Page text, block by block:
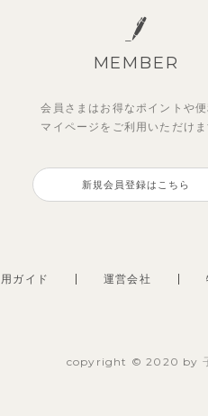
MEMBER
会員さまはお得なポイントや
マイページを ご利用いただけま
新規会員登録はこちら
ガイド 運営会社
copyright © 2020 by